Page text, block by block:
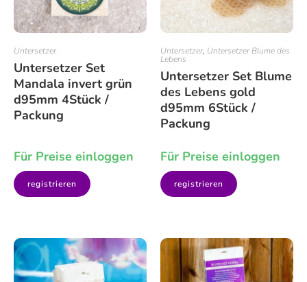
Untersetzer
Untersetzer Set
Mandala invert grün
d95mm 4Stück /
Packung
Für Preise einloggen
registrieren
Untersetzer, Untersetzer Blume des
Lebens
Untersetzer Set Blume
des Lebens gold
d95mm 6Stück /
Packung
Für Preise einloggen
registrieren